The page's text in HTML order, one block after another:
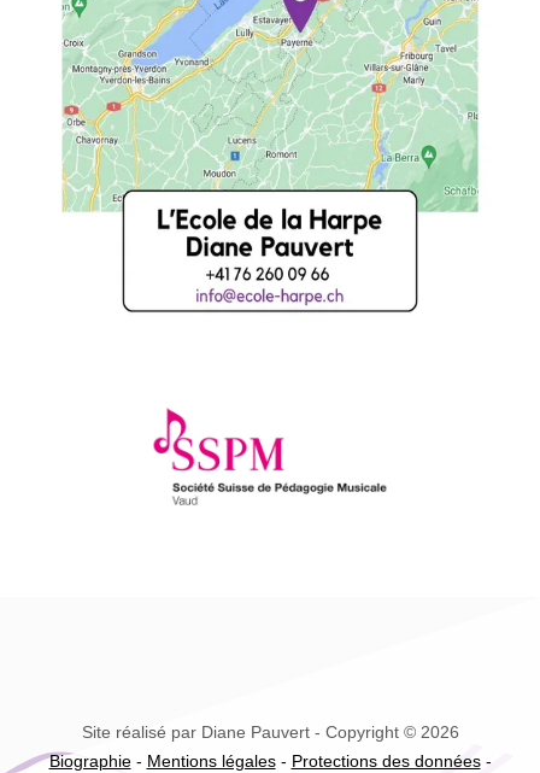
Site réalisé par Diane Pauvert - Copyright © 2026
Biographie- Mentions légales- Protections des données-